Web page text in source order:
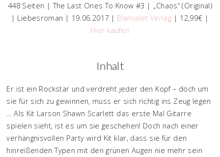
448 Seiten | The Last Ones To Know #3 | „Chaos“ (Original)
| Liebesroman | 19.06.2017 | Blanvalet Verlag | 12,99€ |
Hier kaufen
Inhalt
Er ist ein Rockstar und verdreht jeder den Kopf – doch um
sie für sich zu gewinnen, muss er sich richtig ins Zeug legen
… Als Kit Larson Shawn Scarlett das erste Mal Gitarre
spielen sieht, ist es um sie geschehen! Doch nach einer
verhängnisvollen Party wird Kit klar, dass sie für den
hinreißenden Typen mit den grünen Augen nie mehr sein